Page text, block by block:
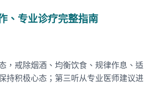
、专业诊疗完整指南
，戒除烟酒、均衡饮食、规律作息、适
持积极心态；第三听从专业医师建议进